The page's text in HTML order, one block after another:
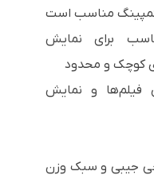
کمپینگ مناسب است
برای نمایش
کوچک و محدود
فیلم‌ها و نمایش
جیبی و سبک وزن